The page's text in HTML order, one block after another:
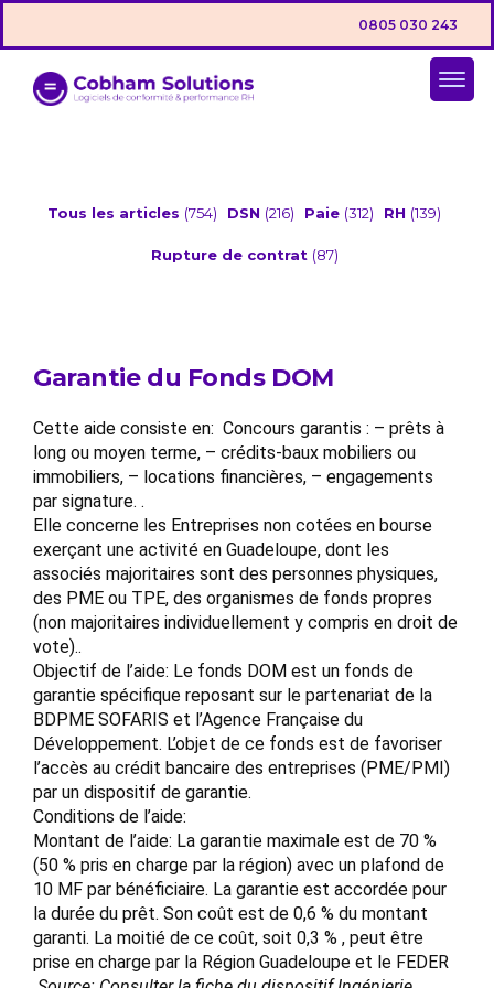
0805 030 243
Tous les articles (754) DSN (216) Paie (312) RH (139)
Rupture de contrat (87)
Garantie du Fonds DOM
Cette aide consiste en: Concours garantis : – prêts à
long ou moyen terme, – crédits-baux mobiliers ou
immobiliers, – locations financières, – engagements
par signature. .
Elle concerne les Entreprises non cotées en bourse
exerçant une activité en Guadeloupe, dont les
associés majoritaires sont des personnes physiques,
des PME ou TPE, des organismes de fonds propres
(non majoritaires individuellement y compris en droit de
vote)..
Objectif de l’aide: Le fonds DOM est un fonds de
garantie spécifique reposant sur le partenariat de la
BDPME SOFARIS et l’Agence Française du
Développement. L’objet de ce fonds est de favoriser
l’accès au crédit bancaire des entreprises (PME/PMI)
par un dispositif de garantie.
Conditions de l’aide:
Montant de l’aide: La garantie maximale est de 70 %
(50 % pris en charge par la région) avec un plafond de
10 MF par bénéficiaire. La garantie est accordée pour
la durée du prêt. Son coût est de 0,6 % du montant
garanti. La moitié de ce coût, soit 0,3 % , peut être
prise en charge par la Région Guadeloupe et le FEDER